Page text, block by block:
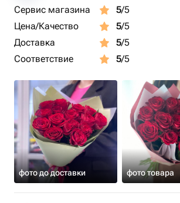
Сервис магазина 5/5
Цена/Качество
5/5
Доставка
5/5
Соответствие
5/5
фото до доставки фото товара